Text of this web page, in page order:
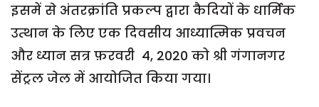
इसमें से अंतरक्रांति प्रकल्प द्वारा कैदियों के धार्मिक
उत्थान के लिए एक दिवसीय आध्यात्मिक प्रवचन
और ध्यान सत्र फ़रवरी 4, 2020 को श्री गंगानगर
सेंट्रल जेल में आयोजित किया गया।